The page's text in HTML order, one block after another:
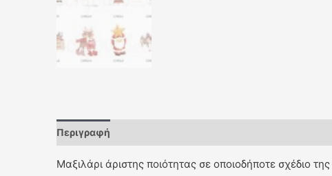
Περιγραφή
Μαξιλάρι άριστης ποιότητας σε οποιοδήποτε σχέδιο